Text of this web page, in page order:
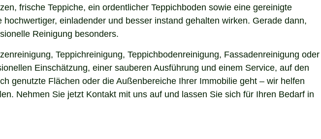
frische Teppiche, ein ordentlicher Teppichboden sowie eine gereinigte
einladender und besser instand gehalten wirken. Gerade dann,
Reinigung besonders.
Teppichreinigung, Teppichbodenreinigung, Fassadenreinigung oder
Einschätzung, einer sauberen Ausführung und einem Service, auf den
genutzte Flächen oder die Außenbereiche Ihrer Immobilie geht – wir helfen
Nehmen Sie jetzt Kontakt mit uns auf und lassen Sie sich für Ihren Bedarf in